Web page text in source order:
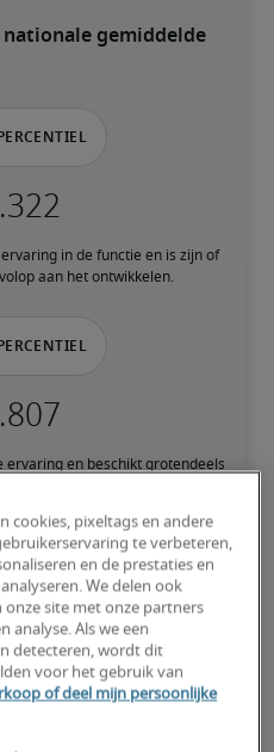
nationale gemiddelde
in de functie en is zijn of
aan het ontwikkelen.
ervaring en beschikt grotendeels
percentiel
veel ervaring, beschikt over (zo
en kan ook gespecialiseerde
cookies, pixeltags en andere
te verbeteren,
en de prestaties en
We delen ook
site met onze partners
analyse. Als we een
detecteren, wordt dit
voor het gebruik van
of deel mijn persoonlijke